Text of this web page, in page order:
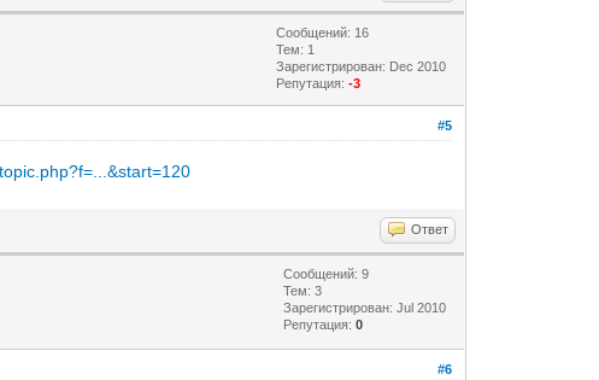
Сообщений: 16
Тем: 1
Зарегистрирован: Dec 2010
Репутация:-3
#5
Ответ
Сообщений: 9
Тем: 3
Зарегистрирован: Jul 2010
Репутация:0
#6